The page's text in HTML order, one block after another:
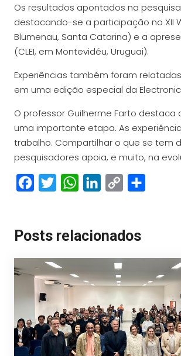
Os resultados apontados na
destacando-se a participação no XII
Blumenau, Santa Catarina) e a
(CLEI, em Montevidéu, Uruguai).
Experiências também foram
em uma edição especial da
O professor Guilherme Farto
uma importante etapa. As
trabalho. Compartilhar o que se tem
pesquisadores apoia, e muito, na
FacebookTwitterWhatsAppLinkedIn
Copy
Posts relacionados